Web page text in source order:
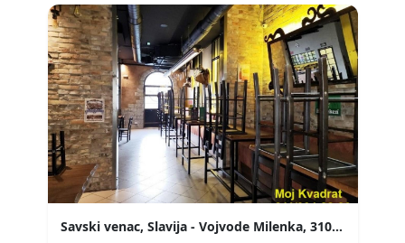
Savski venac, Slavija - Vojvode Milenka, 310m2